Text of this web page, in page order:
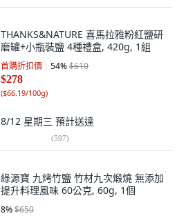
THANKS&NATURE 喜馬拉雅粉紅鹽研
磨罐+小瓶裝鹽 4種禮盒, 420g, 1組
首購折扣價 54%$610
$278
($66.19/100g)
8/12 星期三 預計送達
(597)
綠源寶 九烤竹鹽 竹材九次煅燒 無添加
提升料理風味 60公克, 60g, 1個
8%$650